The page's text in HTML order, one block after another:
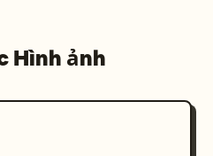
Hình ảnh